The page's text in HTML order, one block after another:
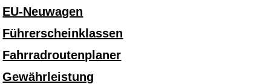
EU-Neuwagen
Führerscheinklassen
Fahrradroutenplaner
Gewährleistung